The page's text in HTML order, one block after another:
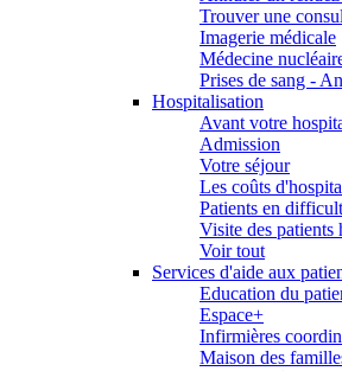
Trouver une
Imagerie médicale
Médecine
Prises de sang -
Hospitalisation
Avant votre
Admission
Votre séjour
Les coûts
Patients en
Visite des patients
Voir tout
Services d'aide aux
Education du
Espace+
Infirmières
Maison des